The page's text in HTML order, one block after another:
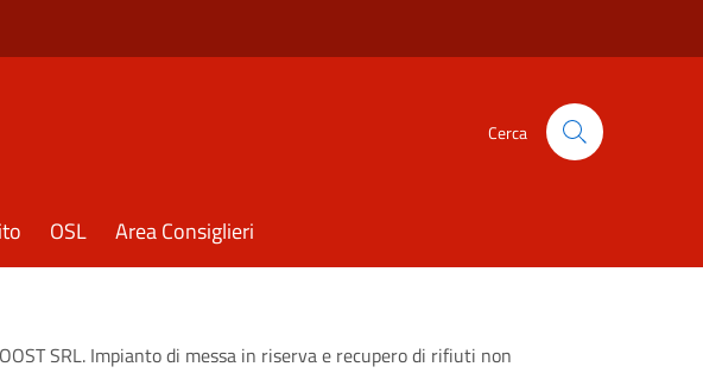
Cerca
OSL Area Consiglieri
SRL. Impianto di messa in riserva e recupero di rifiuti non